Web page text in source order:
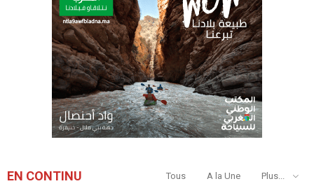
EN CONTINU Tous A la Une Plus...